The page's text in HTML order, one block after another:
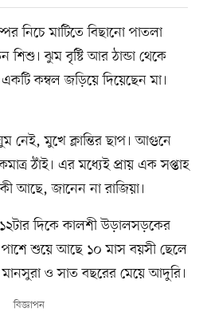
নিচে মাটিতে বিছানো পাতলা
ঝুম বৃষ্টি আর ঠান্ডা থেকে
কম্বল জড়িয়ে দিয়েছেন মা।
নেই, মুখে ক্লান্তির ছাপ। আগুনে
ঠাঁই। এর মধ্যেই প্রায় এক সপ্তাহ
আছে, জানেন না রাজিয়া।
দিকে কালশী উড়ালসড়কের
পাশে শুয়ে আছে ১০ মাস বয়সী ছেলে
মানসুরা ও সাত বছরের মেয়ে আদুরি।